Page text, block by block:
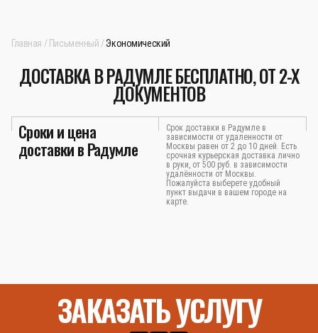
Главная Письменный Экономический
ДОСТАВКА В РАДУМЛЕ БЕСПЛАТНО, ОТ 2-Х
ДОКУМЕНТОВ
Сроки и цена
доставки в Радумле
Срок доставки в Радумле в
зависимости от удаленности от
Москвы равен от 2 до 10 дней. Есть
срочная курьерская доставка лично
в руки, от 500 руб. в зависимости
удалённости от Москвы.
Пожалуйста выберете удобный
пункт выдачи в вашем городе на
карте.
ЗАКАЗАТЬ УСЛУГУ